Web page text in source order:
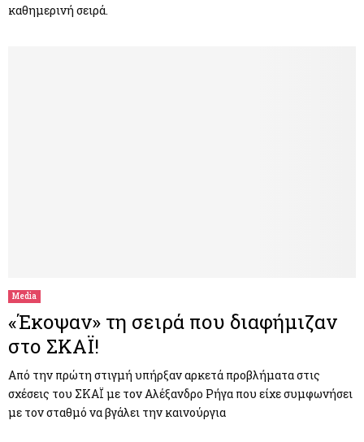
καθημερινή σειρά.
Media
«Έκοψαν» τη σειρά που διαφήμιζαν
στο ΣΚΑΪ!
Από την πρώτη στιγμή υπήρξαν αρκετά προβλήματα στις
σχέσεις του ΣΚΑΪ με τον Αλέξανδρο Ρήγα που είχε συμφωνήσει
με τον σταθμό να βγάλει την καινούργια